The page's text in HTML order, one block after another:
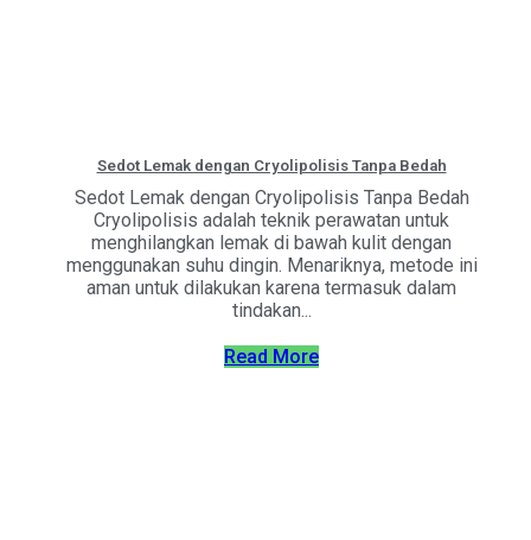
Sedot Lemak dengan Cryolipolisis Tanpa Bedah
Sedot Lemak dengan Cryolipolisis Tanpa Bedah
Cryolipolisis adalah teknik perawatan untuk
menghilangkan lemak di bawah kulit dengan
menggunakan suhu dingin. Menariknya, metode ini
aman untuk dilakukan karena termasuk dalam
tindakan...
Read More